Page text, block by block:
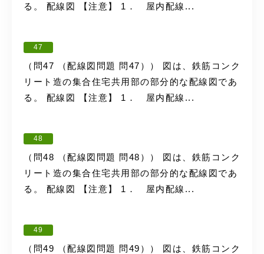
る。 配線図 【注意】 1． 屋内配線...
47
（問47 （配線図問題 問47）） 図は、鉄筋コンク
リート造の集合住宅共用部の部分的な配線図であ
る。 配線図 【注意】 1． 屋内配線...
48
（問48 （配線図問題 問48）） 図は、鉄筋コンク
リート造の集合住宅共用部の部分的な配線図であ
る。 配線図 【注意】 1． 屋内配線...
49
（問49 （配線図問題 問49）） 図は、鉄筋コンク